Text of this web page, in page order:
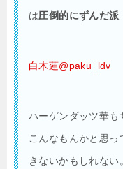
は圧倒的にずんだ派
白木蓮@paku_ldv
ハーゲンダッツ華も
こんなもんかと思
きないかもしれな